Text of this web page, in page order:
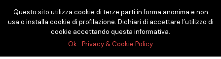
Questo sito utilizza cookie di terze parti in forma anonima e non
usa o installa cookie di profilazione. Dichiari di accettare l’utilizzo di
cookie accettando questa informativa.
Ok
Privacy & Cookie Policy